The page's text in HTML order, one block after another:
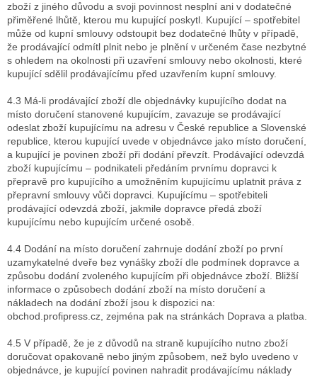
zboží z jiného důvodu a svoji povinnost nesplní ani v dodatečné
přiměřené lhůtě, kterou mu kupující poskytl. Kupující – spotřebitel
může od kupní smlouvy odstoupit bez dodatečné lhůty v případě,
že prodávající odmítl plnit nebo je plnění v určeném čase nezbytné
s ohledem na okolnosti při uzavření smlouvy nebo okolnosti, které
kupující sdělil prodávajícímu před uzavřením kupní smlouvy.
4.3 Má-li prodávající zboží dle objednávky kupujícího dodat na
místo doručení stanovené kupujícím, zavazuje se prodávající
odeslat zboží kupujícímu na adresu v České republice a Slovenské
republice, kterou kupující uvede v objednávce jako místo doručení,
a kupující je povinen zboží při dodání převzít. Prodávající odevzdá
zboží kupujícímu – podnikateli předáním prvnímu dopravci k
přepravě pro kupujícího a umožněním kupujícímu uplatnit práva z
přepravní smlouvy vůči dopravci. Kupujícímu – spotřebiteli
prodávající odevzdá zboží, jakmile dopravce předá zboží
kupujícímu nebo kupujícím určené osobě.
4.4 Dodání na místo doručení zahrnuje dodání zboží po první
uzamykatelné dveře bez vynášky zboží dle podmínek dopravce a
způsobu dodání zvoleného kupujícím při objednávce zboží. Bližší
informace o způsobech dodání zboží na místo doručení a
nákladech na dodání zboží jsou k dispozici na:
obchod.profipress.cz, zejména pak na stránkách Doprava a platba.
4.5 V případě, že je z důvodů na straně kupujícího nutno zboží
doručovat opakovaně nebo jiným způsobem, než bylo uvedeno v
objednávce, je kupující povinen nahradit prodávajícímu náklady